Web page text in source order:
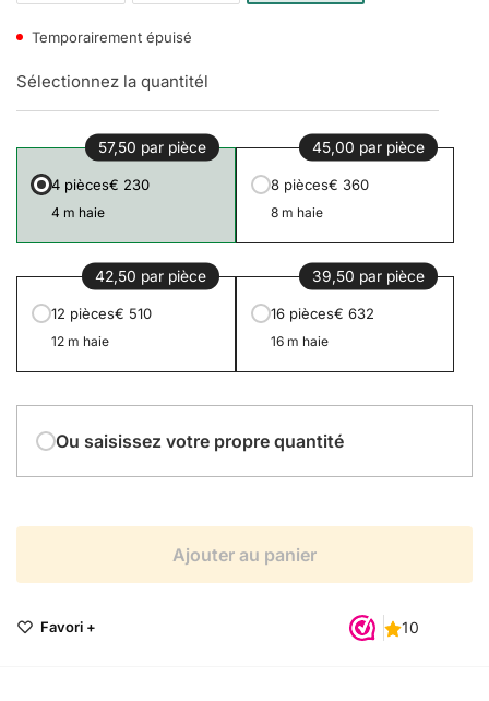
Temporairement épuisé
Sélectionnez la quantitél
57,50 par pièce
4 pièces€ 230
4 m haie
45,00 par pièce
8 pièces€ 360
8 m haie
42,50 par pièce
12 pièces€ 510
12 m haie
39,50 par pièce
16 pièces€ 632
16 m haie
Ou saisissez votre propre quantité
Ajouter au panier
Favori +